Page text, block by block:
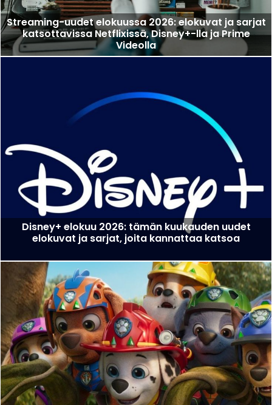
Streaming-uudet elokuussa 2026: elokuvat ja sarjat
katsottavissa Netflixissä, Disney+-lla ja Prime
Videolla
Disney+ elokuu 2026: tämän kuukauden uudet
elokuvat ja sarjat, joita kannattaa katsoa